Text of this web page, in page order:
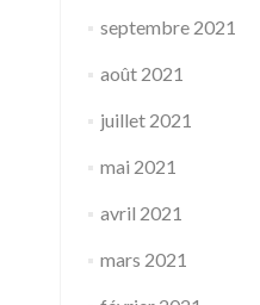
septembre 2021
août 2021
juillet 2021
mai 2021
avril 2021
mars 2021